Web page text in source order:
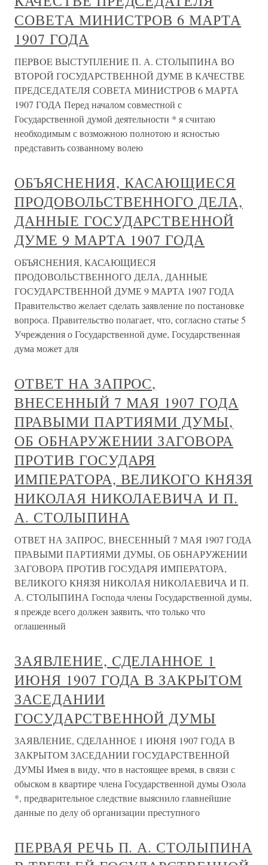
СОВЕТА МИНИСТРОВ 6 МАРТА
1907 ГОДА
ПEPBOE ВЫСТУПЛЕНИЕ П. А. СТОЛЫПИНА ВО
ВТОРОЙ ГОСУДАРСТВЕННОЙ ДУМЕ В КАЧЕСТВЕ
ПРЕДСЕДАТЕЛЯ СОВЕТА МИНИСТРОВ 6 МАРТА
1907 ГОДА Перед началом совместной с
Государственной думой деятельности * я считаю
необходимым с возможною полнотою и ясностью
представить созванному волею
ОБЪЯСНЕНИЯ, КАСАЮЩИЕСЯ
ПРОДОВОЛЬСТВЕННОГО ДЕЛА,
ДАННЫЕ ГОСУДАРСТВЕННОЙ
ДУМЕ 9 МАРТА 1907 ГОДА
ОБЪЯСНЕНИЯ, КАСАЮЩИЕСЯ
ПРОДОВОЛЬСТВЕННОГО ДЕЛА, ДАННЫЕ
ГОСУДАРСТВЕННОЙ ДУМЕ 9 МАРТА 1907 ГОДА
Правительство желает сделать заявление по постановке
вопроса. Правительство полагает, что, согласно статье 5
Учреждения о Государственной думе, Государственная
дума может для
ОТВЕТ НА ЗАПРОС,
ВНЕСЕННЫЙ 7 МАЯ 1907 ГОДА
ПРАВЫМИ ПАРТИЯМИ ДУМЫ,
ОБ ОБНАРУЖЕНИИ ЗАГОВОРА
ПРОТИВ ГОСУДАРЯ
ИМПЕРАТОРА, ВЕЛИКОГО КНЯЗЯ
НИКОЛАЯ НИКОЛАЕВИЧА И П.
А. СТОЛЫПИНА
ОТВЕТ НА ЗАПРОС, ВНЕСЕННЫЙ 7 МАЯ 1907 ГОДА
ПРАВЫМИ ПАРТИЯМИ ДУМЫ, ОБ ОБНАРУЖЕНИИ
ЗАГОВОРА ПРОТИВ ГОСУДАРЯ ИМПЕРАТОРА,
ВЕЛИКОГО КНЯЗЯ НИКОЛАЯ НИКОЛАЕВИЧА И П.
А. СТОЛЫПИНА Господа члены Государственной думы,
я прежде всего должен заявить, что только что
оглашенный
ЗАЯВЛЕНИЕ, СДЕЛАННОЕ 1
ИЮНЯ 1907 ГОДА В ЗАКРЫТОМ
ЗАСЕДАНИИ
ГОСУДАРСТВЕННОЙ ДУМЫ
ЗАЯВЛЕНИЕ, СДЕЛАННОЕ 1 ИЮНЯ 1907 ГОДА В
ЗАКРЫТОМ ЗАСЕДАНИИ ГОСУДАРСТВЕННОЙ
ДУМЫ Имея в виду, что в настоящее время, в связи с
обыском в квартире члена Государственной думы Озола
*, предварительное следствие выяснило главнейшие
данные по делу об организации преступного
ПЕРВАЯ РЕЧЬ П. А. СТОЛЫПИНА